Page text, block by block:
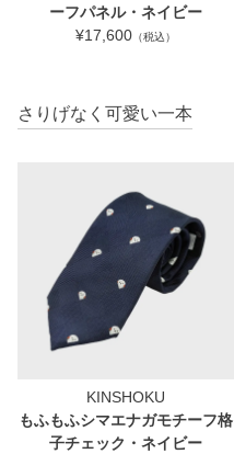
ーフパネル・ネイビー
¥17,600 （税込）
さりげなく可愛い一本
KINSHOKU
もふもふシマエナガモチーフ格
子チェック・ネイビー